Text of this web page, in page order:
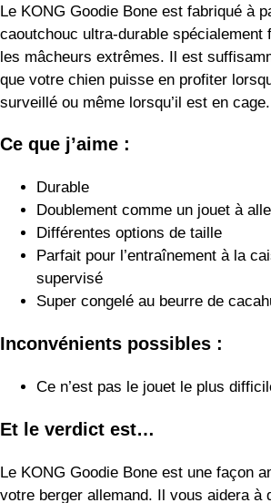
Inconvénients possibles :
Ce n’est pas le jouet le plus
Le KONG Goodie Bone est une façon
votre berger allemand. Il vous aidera à
allemand (et à ne pas manger votre
vous faites des courses.
Le KONG Wobbler
quelque chose d’un peu plus excitant
Ce jouet puzzle a une action de